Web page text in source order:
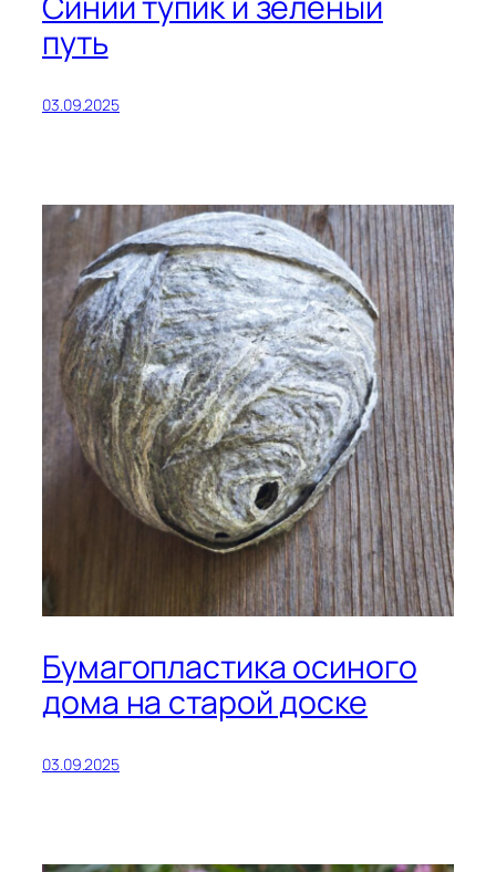
путь
03.09.2025
Бумагопластика осиного
дома на старой доске
03.09.2025